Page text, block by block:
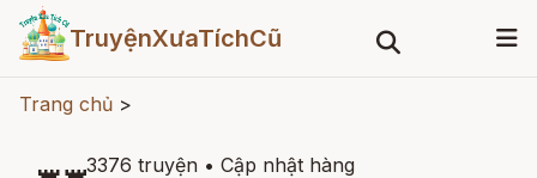
TruyệnXưaTíchCũ
Trang chủ >
3376 truyện • Cập nhật hàng